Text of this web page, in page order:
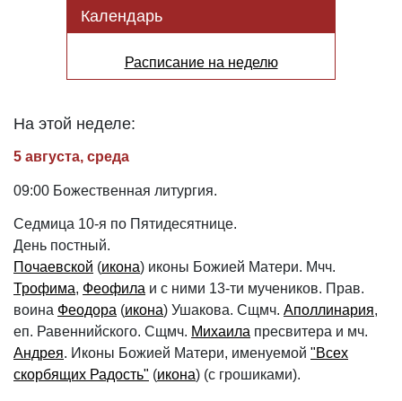
Календарь
Расписание на неделю
На этой неделе:
5 августа, среда
09:00 Божественная литургия.
Седмица 10-я по Пятидесятнице.
День постный.
Почаевской (икона) иконы Божией Матери. Мчч.
Трофима, Феофила и с ними 13-ти мучеников. Прав.
воина Феодора (икона) Ушакова. Сщмч. Аполлинария,
еп. Равеннийского. Сщмч. Михаила пресвитера и мч.
Андрея. Иконы Божией Матери, именуемой "Всех
скорбящих Радость" (икона) (с грошиками).